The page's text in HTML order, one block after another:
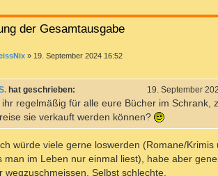
der Gesamtausgabe
» 19. September 2024 16:52
hat geschrieben: 19. September
regelmäßig für alle eure Bücher im Schrank,
sie verkauft werden können?
würde viele gerne loswerden (Romane/Krimis
man im Leben nur einmal liest), habe aber
wegzuschmeissen. Selbst schlechte.